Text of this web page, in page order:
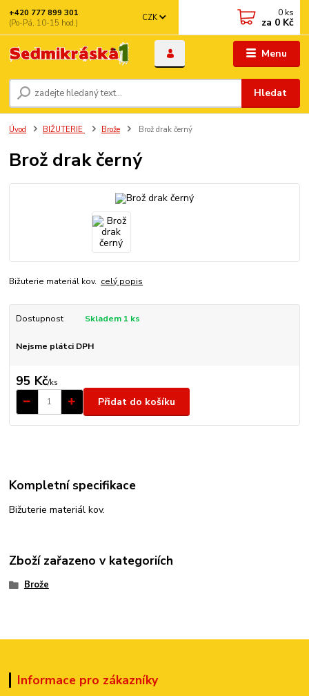
Menu
CZK
Hledat
+420 777 899 301
(Po-Pá, 10-15 hod.)
0 ks
za 0 Kč
Úvod BIŽUTERIE Brože Brož drak černý
Brož drak černý
Bižuterie materiál kov. celý popis
Dostupnost Skladem 1 ks
Nejsme plátci DPH
95 Kč/ks
Přidat do košíku
Kompletní specifikace
Bižuterie materiál kov.
Zboží zařazeno v kategoriích
Brože
Informace pro zákazníky